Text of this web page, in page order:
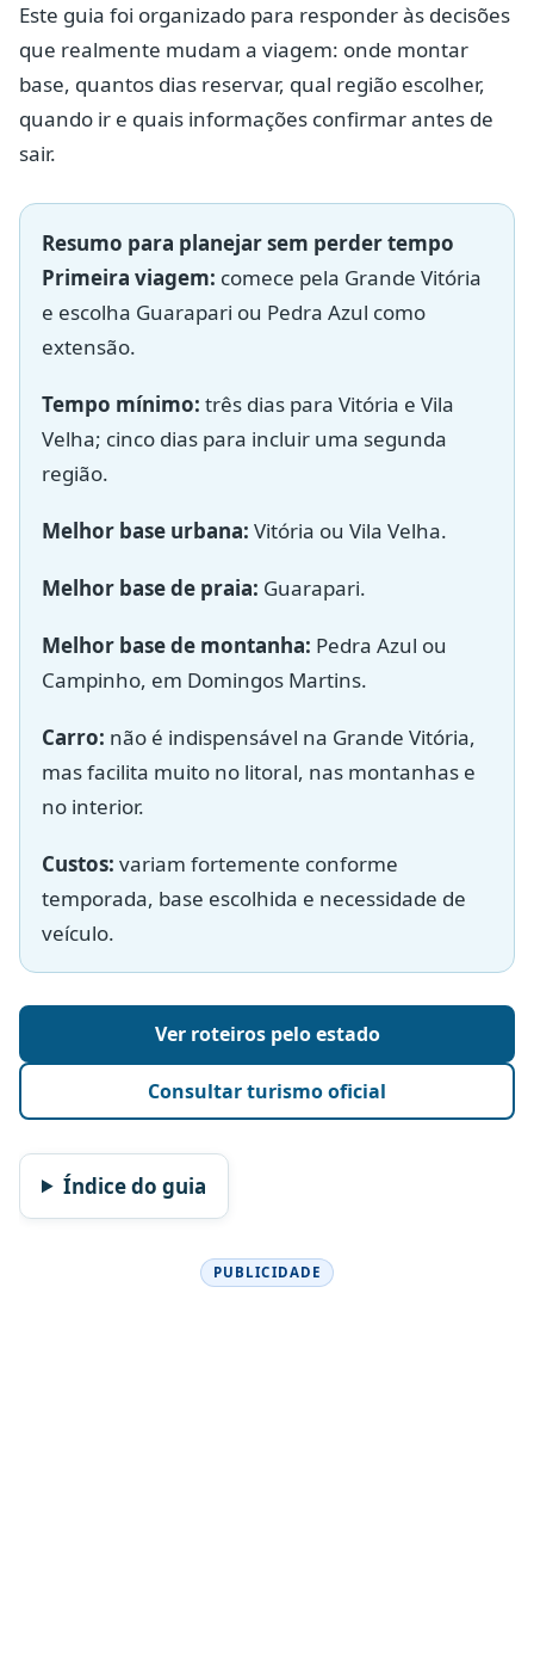
Este guia foi organizado para responder às decisões
que realmente mudam a viagem: onde montar
base, quantos dias reservar, qual região escolher,
quando ir e quais informações confirmar antes de
sair.
Resumo para planejar sem perder tempo
Primeira viagem: comece pela Grande Vitória
e escolha Guarapari ou Pedra Azul como
extensão.
Tempo mínimo: três dias para Vitória e Vila
Velha; cinco dias para incluir uma segunda
região.
Melhor base urbana: Vitória ou Vila Velha.
Melhor base de praia: Guarapari.
Melhor base de montanha: Pedra Azul ou
Campinho, em Domingos Martins.
Carro: não é indispensável na Grande Vitória,
mas facilita muito no litoral, nas montanhas e
no interior.
Custos: variam fortemente conforme
temporada, base escolhida e necessidade de
veículo.
Ver roteiros pelo estado
Consultar turismo oficial
Índice do guia
PUBLICIDADE